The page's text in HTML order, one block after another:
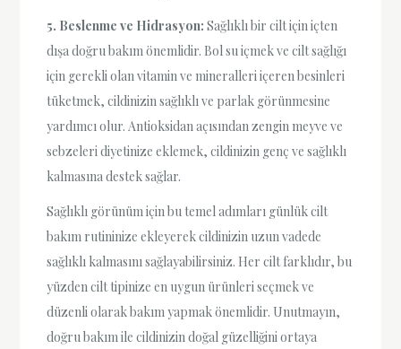
5. Beslenme ve Hidrasyon: Sağlıklı bir cilt için içten
dışa doğru bakım önemlidir. Bol su içmek ve cilt sağlığı
için gerekli olan vitamin ve mineralleri içeren besinleri
tüketmek, cildinizin sağlıklı ve parlak görünmesine
yardımcı olur. Antioksidan açısından zengin meyve ve
sebzeleri diyetinize eklemek, cildinizin genç ve sağlıklı
kalmasına destek sağlar.
Sağlıklı görünüm için bu temel adımları günlük cilt
bakım rutininize ekleyerek cildinizin uzun vadede
sağlıklı kalmasını sağlayabilirsiniz. Her cilt farklıdır, bu
yüzden cilt tipinize en uygun ürünleri seçmek ve
düzenli olarak bakım yapmak önemlidir. Unutmayın,
doğru bakım ile cildinizin doğal güzelliğini ortaya